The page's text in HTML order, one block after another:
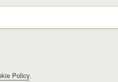
Policy.